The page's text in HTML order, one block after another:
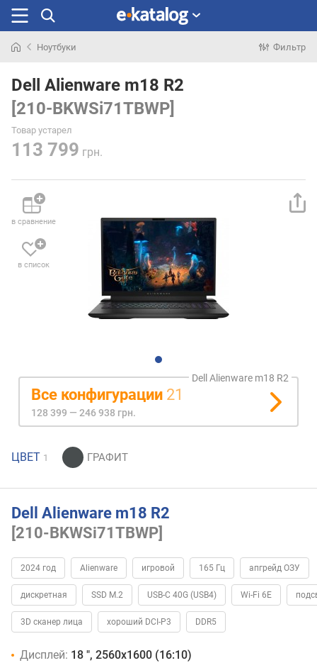
раньше
Ноутбуки Фильтр
Dell Alienware m18 R2
[210-BKWSi71TBWP]
Товар устарел
113 799 грн.
в сравнение
в список
Dell Alienware m18 R2
Все конфигурации 21
128 399 — 246 938 грн.
ЦВЕТ 1
Dell Alienware m18 R2
[210-BKWSi71TBWP]
2024 год Alienware игровой 165 Гц апгрейд ОЗУ
дискретная SSD M.2 USB-C 40G (USB4) Wi-Fi 6E
3D сканер лица хороший DCI-P3 DDR5
Дисплей: 18 ", 2560x1600 (16:10)